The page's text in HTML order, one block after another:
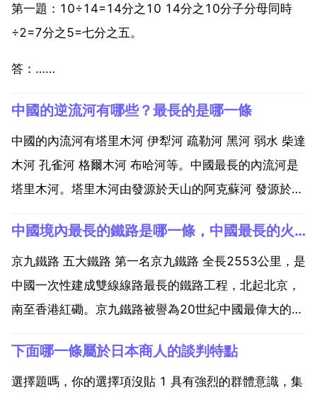
第一題：10÷14=14分之10 14分之10分子分母同時
÷2=7分之5=七分之五。
答：……
中國的逆流河有哪些？最長的是哪一條
中國的內流河有塔里木河 伊犁河 疏勒河 黑河 弱水 柴達
木河 孔雀河 格爾木河 布哈河等。中國最長的內流河是
塔里木河。塔里木河由發源於天山的阿克蘇河 發源於喀
特馬湖。它是中國第一大內流河，僅次俄羅斯的伏爾加
河 烏拉爾河，中亞的錫爾河 阿姆河，為世界第5...
中國境內最長的鐵路是哪一條，中國最長的火車線路是哪一條
京九鐵路 五大鐵路 第一名京九鐵路 全長2553公里，是
中國一次性建成雙線線路最長的鐵路工程，北起北京，
南至香港紅磡。京九鐵路被譽為20世紀中國最偉大的鐵
成立後修建的最長的鐵路幹線，東與隴海鐵路相連，西
北和北疆鐵路相接，構成了 歐亞大陸橋 在我國境...
下面哪一條屬於日本商人的談判特點
選擇題嗎，你的選擇項沒貼 1 具有強烈的群體意識，集